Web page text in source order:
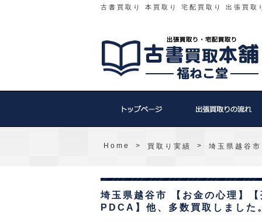
古書買取り 本買取り 宅配買取り 出張買取
Home > 買取り実績 > 埼玉県越谷
埼玉県越谷市 【お金の心理】
PDCA】他、多数買取しました